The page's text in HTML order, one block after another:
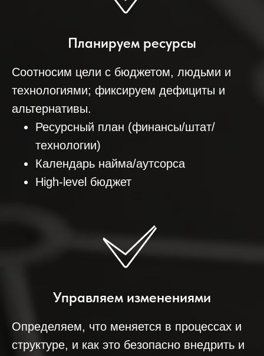
Планируем ресурсы
Соотносим цели с бюджетом, людьми и
технологиями; фиксируем дефициты и
альтернативы.
Ресурсный план (финансы/штат/
технологии)
Календарь найма/аутсорса
High‑level бюджет
Управляем изменениями
Определяем, что меняется в процессах и
структуре, и как это безопасно внедрить и